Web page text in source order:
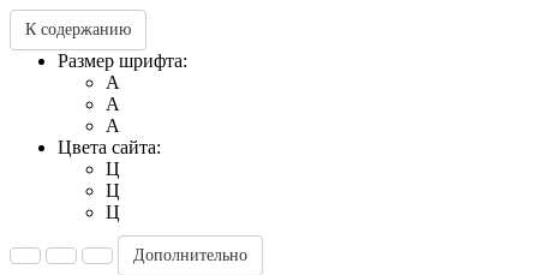
К содержанию
Размер шрифта:
A
A
A
Цвета сайта:
Ц
Ц
Ц
Дополнительно